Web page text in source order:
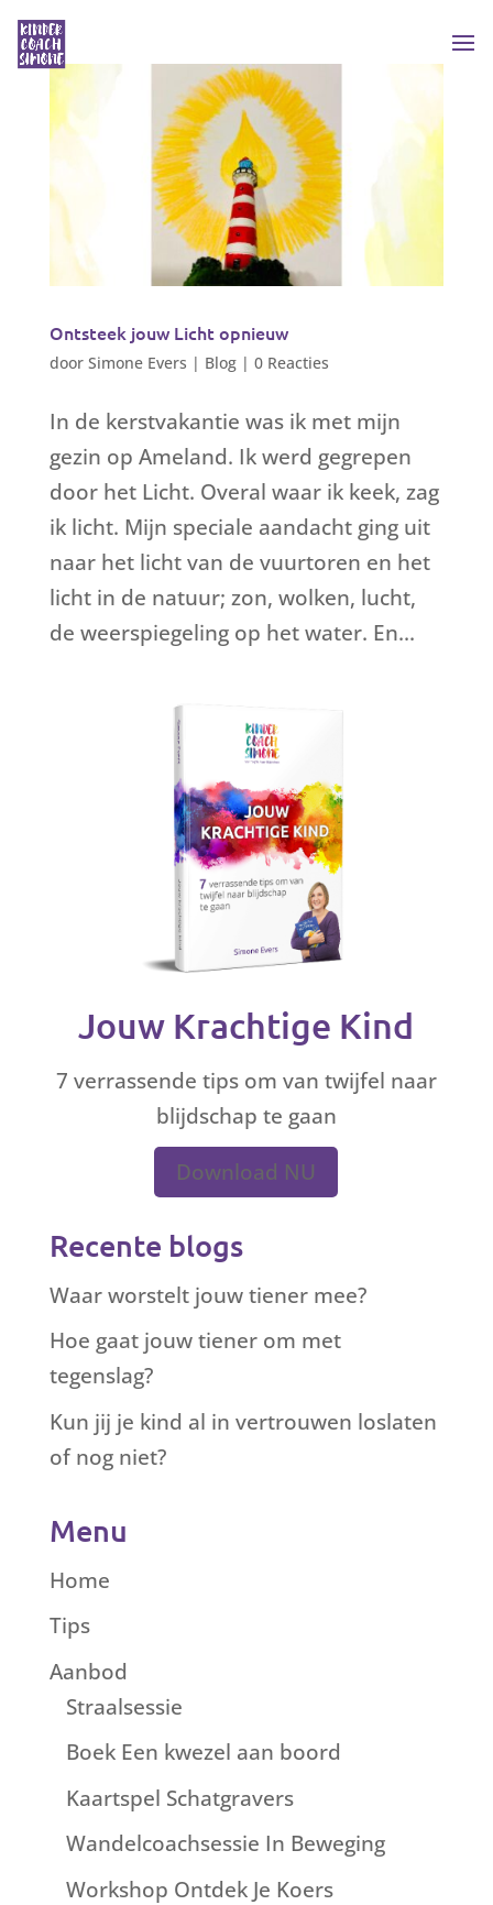
Ontsteek jouw Licht opnieuw
door Simone Evers | Blog| 0 Reacties
In de kerstvakantie was ik met mijn
gezin op Ameland. Ik werd gegrepen
door het Licht. Overal waar ik keek, zag
ik licht. Mijn speciale aandacht ging uit
naar het licht van de vuurtoren en het
licht in de natuur; zon, wolken, lucht,
de weerspiegeling op het water. En...
Jouw Krachtige Kind
7 verrassende tips om van twijfel naar
blijdschap te gaan
Download NU
Recente blogs
Waar worstelt jouw tiener mee?
Hoe gaat jouw tiener om met
tegenslag?
Kun jij je kind al in vertrouwen loslaten
of nog niet?
Menu
Home
Tips
Aanbod
Straalsessie
Boek Een kwezel aan boord
Kaartspel Schatgravers
Wandelcoachsessie In Beweging
Workshop Ontdek Je Koers